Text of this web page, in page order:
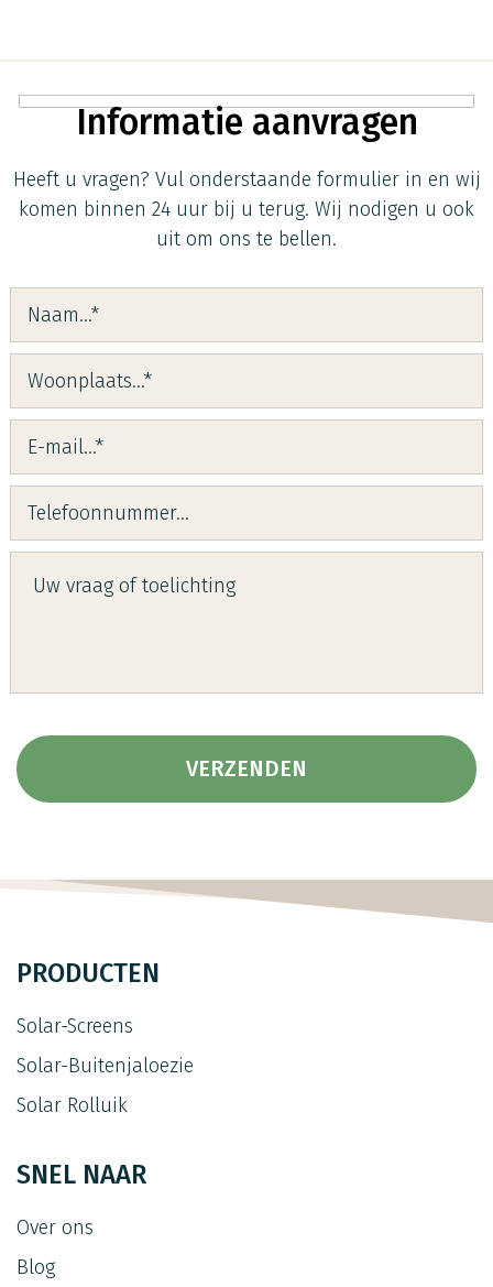
Informatie aanvragen
Heeft u vragen? Vul onderstaande formulier in en wij
komen binnen 24 uur bij u terug. Wij nodigen u ook
uit om ons te bellen.
PRODUCTEN
Solar-Screens
Solar-Buitenjaloezie
Solar Rolluik
SNEL NAAR
Over ons
Blog